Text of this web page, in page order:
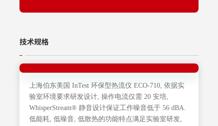
技术规格
上海伯东美国 InTest 环保型热流仪 ECO-710, 依据实
验室环境要求研发设计, 操作电流仅需 20 安培,
WhisperStream® 静音设计保证工作噪音低于 56 dBA.
低能耗, 低噪音, 低散热的功能特点满足实验室研发,